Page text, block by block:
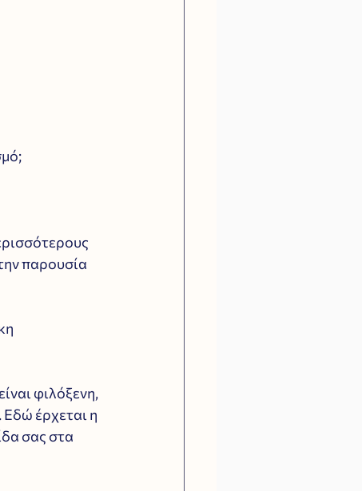
παρουσία
φιλόξενη,
Εδώ έρχεται η
σας στα